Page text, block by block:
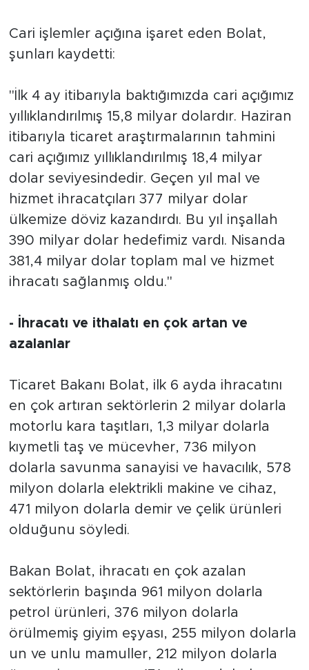
Cari işlemler açığına işaret eden Bolat,
şunları kaydetti:
"İlk 4 ay itibarıyla baktığımızda cari açığımız
yıllıklandırılmış 15,8 milyar dolardır. Haziran
itibarıyla ticaret araştırmalarının tahmini
cari açığımız yıllıklandırılmış 18,4 milyar
dolar seviyesindedir. Geçen yıl mal ve
hizmet ihracatçıları 377 milyar dolar
ülkemize döviz kazandırdı. Bu yıl inşallah
390 milyar dolar hedefimiz vardı. Nisanda
381,4 milyar dolar toplam mal ve hizmet
ihracatı sağlanmış oldu."
- İhracatı ve ithalatı en çok artan ve
azalanlar
Ticaret Bakanı Bolat, ilk 6 ayda ihracatını
en çok artıran sektörlerin 2 milyar dolarla
motorlu kara taşıtları, 1,3 milyar dolarla
kıymetli taş ve mücevher, 736 milyon
dolarla savunma sanayisi ve havacılık, 578
milyon dolarla elektrikli makine ve cihaz,
471 milyon dolarla demir ve çelik ürünleri
olduğunu söyledi.
Bakan Bolat, ihracatı en çok azalan
sektörlerin başında 961 milyon dolarla
petrol ürünleri, 376 milyon dolarla
örülmemiş giyim eşyası, 255 milyon dolarla
un ve unlu mamuller, 212 milyon dolarla